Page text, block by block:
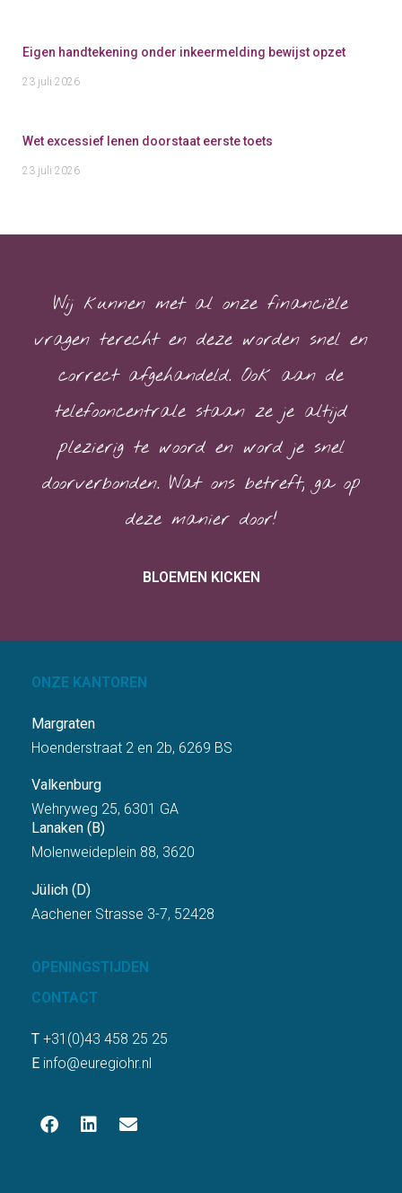
Eigen handtekening onder inkeermelding bewijst opzet
23 juli 2026
Wet excessief lenen doorstaat eerste toets
23 juli 2026
Wij kunnen met al onze financiële
vragen terecht en deze worden snel en
correct afgehandeld. Ook aan de
telefooncentrale staan ze je altijd
plezierig te woord en word je snel
doorverbonden. Wat ons betreft; ga op
deze manier door!
BLOEMEN KICKEN
ONZE KANTOREN
Margraten
Hoenderstraat 2 en 2b, 6269 BS
Valkenburg
Wehryweg 25, 6301 GA
Lanaken (B)
Molenweideplein 88, 3620
Jülich (D)
Aachener Strasse 3-7, 52428
OPENINGSTIJDEN
CONTACT
T +31(0)43 458 25 25
E info@euregiohr.nl